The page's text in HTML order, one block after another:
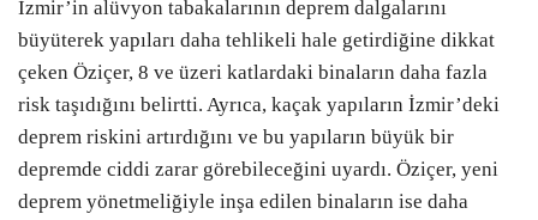
İzmir’in alüvyon tabakalarının deprem dalgalarını
büyüterek yapıları daha tehlikeli hale getirdiğine dikkat
çeken Öziçer, 8 ve üzeri katlardaki binaların daha fazla
risk taşıdığını belirtti. Ayrıca, kaçak yapıların İzmir’deki
deprem riskini artırdığını ve bu yapıların büyük bir
depremde ciddi zarar görebileceğini uyardı. Öziçer, yeni
deprem yönetmeliğiyle inşa edilen binaların ise daha